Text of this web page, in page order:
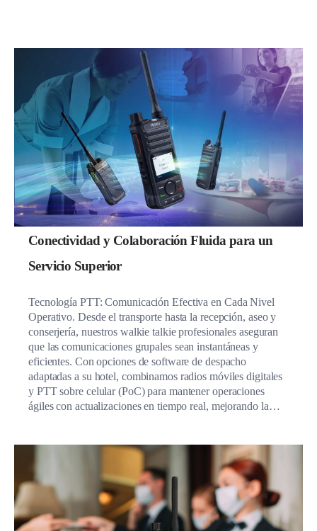
Conectividad y Colaboración Fluida para un
Servicio Superior
Tecnología PTT: Comunicación Efectiva en Cada Nivel
Operativo. Desde el transporte hasta la recepción, aseo y
conserjería, nuestros walkie talkie profesionales aseguran
que las comunicaciones grupales sean instantáneas y
eficientes. Con opciones de software de despacho
adaptadas a su hotel, combinamos radios móviles digitales
y PTT sobre celular (PoC) para mantener operaciones
ágiles con actualizaciones en tiempo real, mejorando la